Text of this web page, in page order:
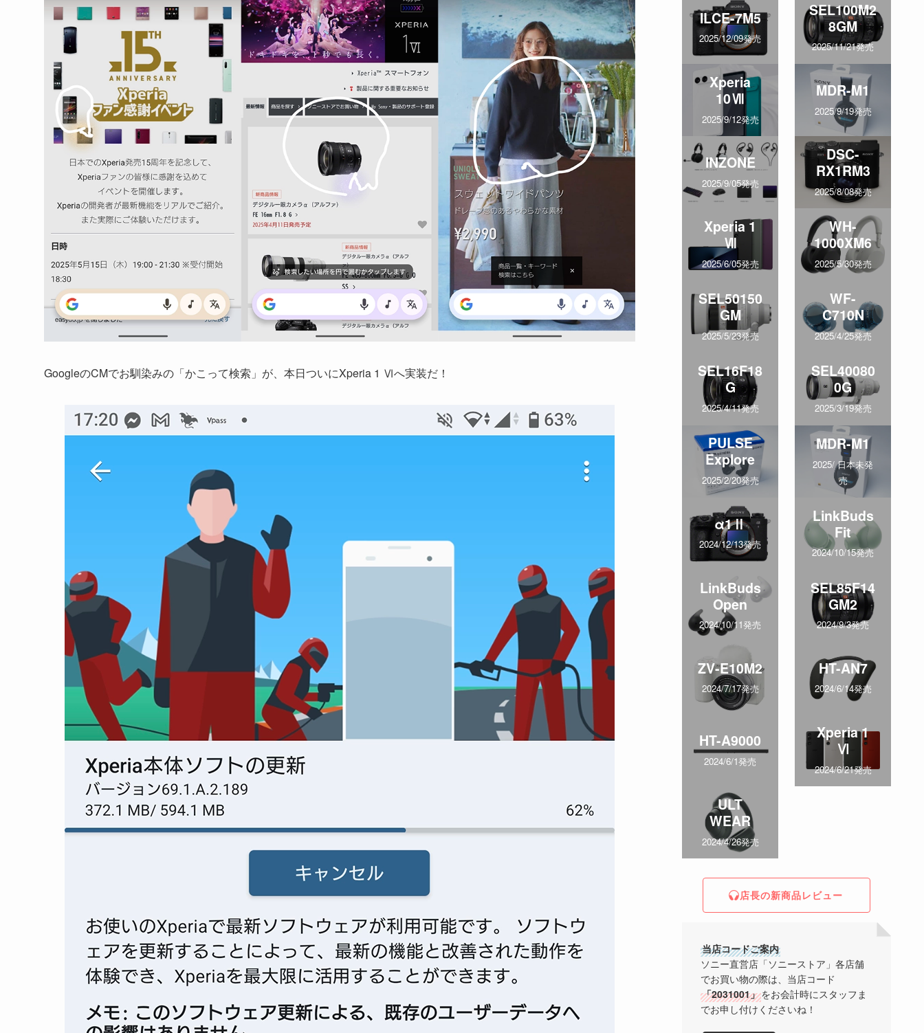
GoogleのCMでお馴染みの「かこって検索」が、本日ついにXperia 1 Ⅵへ実装だ！
ILCE-7M5
2025/12/09発売
SEL100M2
8GM
2025/11/21発売
Xperia
10Ⅶ
2025/9/12発売
MDR-M1
2025/9/19発売
INZONE
2025/9/05発売
DSC-
RX1RM3
2025/8/08発売
Xperia 1
Ⅶ
2025/6/05発売
WH-
1000XM6
2025/5/30発売
SEL50150
GM
2025/5/23発売
WF-
C710N
2025/4/25発売
SEL16F18
G
2025/4/11発売
SEL40080
0G
2025/3/19発売
PULSE
Explore
2025/2/20発売
MDR-M1
2025/ 日本未発
売
α1Ⅱ
2024/12/13発売
LinkBuds
Fit
2024/10/15発売
LinkBuds
Open
2024/10/11発売
SEL85F14
GM2
2024/9/3発売
ZV-E10M2
2024/7/17発売
HT-AN7
2024/6/14発売
HT-A9000
2024/6/1発売
Xperia 1
Ⅵ
2024/6/21発売
ULT
WEAR
2024/4/26発売
店長の新商品レビュー
当店コードご案内
ソニー直営店「ソニーストア」各店舗
でお買い物の際は、当店コード
「2031001」をお会計時にスタッフま
でお申し付けくださいね！